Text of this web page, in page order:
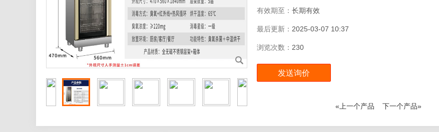
有效期至： 长期有效
最后更新： 2025-03-07 10:37
浏览次数： 230
«上一个产品 下一个产品»